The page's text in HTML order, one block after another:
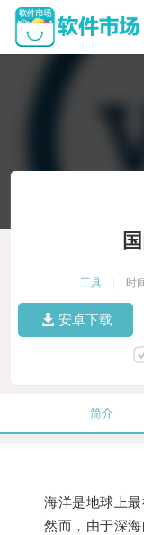
工具 时
安卓下载
简介
海洋是地球上最
然而，由于深海